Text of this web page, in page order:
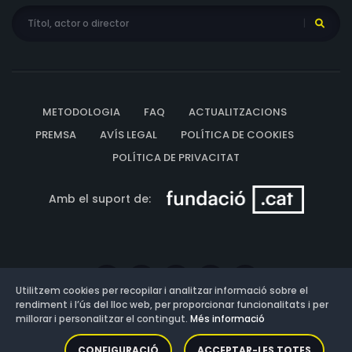
METODOLOGIA FAQ
ACTUALITZACIONS
PREMSA
AVÍS LEGAL
POLÍTICA DE COOKIES
POLÍTICA DE PRIVACITAT
Amb el suport de:
Versió: 3.13.0.202607011342
Utilitzem cookies per recopilar i analitzar informació sobre el
rendiment i l’ús del lloc web, per proporcionar funcionalitats i per
millorar i personalitzar el contingut. Més informació